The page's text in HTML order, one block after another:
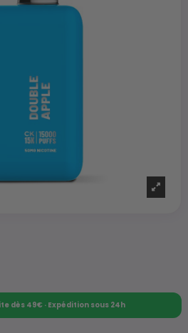
dès 49€ · Expédition sous 24h